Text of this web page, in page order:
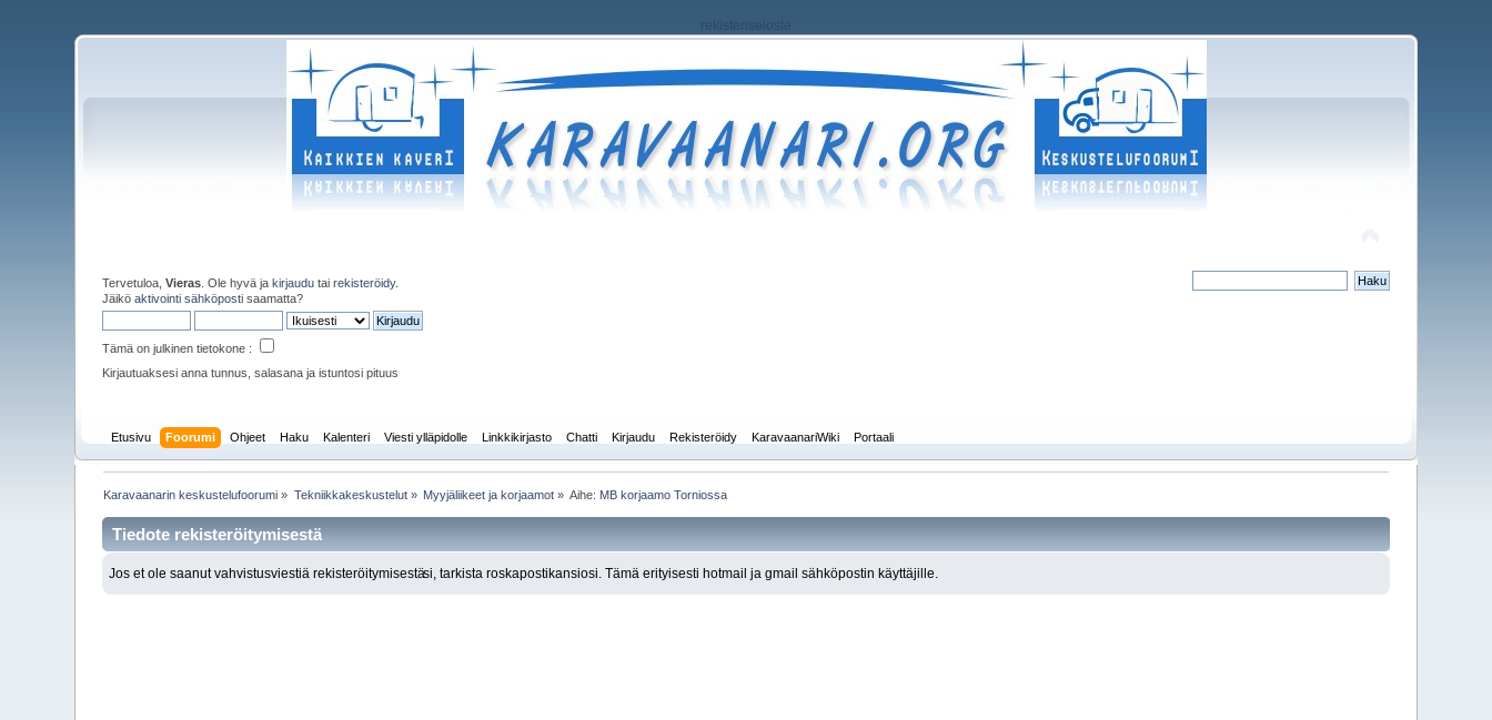
rekisteriseloste
Tervetuloa,Vieras . Ole hyvä jakirjaudu tairekisteröidy.
Jäiköaktivointi sähköposti saamatta?
Tämä on julkinen tietokone :
Kirjautuaksesi anna tunnus, salasana ja istuntosi pituus
Etusivu Foorumi Ohjeet Haku Kalenteri Viesti ylläpidolle Linkkikirjasto Chatti Kirjaudu Rekisteröidy KaravaanariWiki Portaali
Karavaanarin keskustelufoorumi » Tekniikkakeskustelut» Myyjäliikeet ja korjaamot » Aihe: MB korjaamo Torniossa
Tiedote rekisteröitymisestä
Jos et ole saanut vahvistusviestiä rekisteröitymisestäsi, tarkista roskapostikansiosi. Tämä erityisesti hotmail ja gmail sähköpostin käyttäjille.